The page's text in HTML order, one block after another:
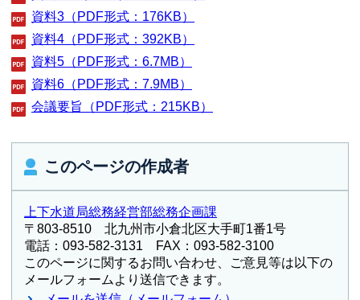
資料3（PDF形式：176KB）
資料4（PDF形式：392KB）
資料5（PDF形式：6.7MB）
資料6（PDF形式：7.9MB）
会議要旨（PDF形式：215KB）
このページの作成者
上下水道局総務経営部総務企画課
〒803-8510 北九州市小倉北区大手町1番1号
電話：093-582-3131 FAX：093-582-3100
このページに関するお問い合わせ、ご意見等は以下の
メールフォームより送信できます。